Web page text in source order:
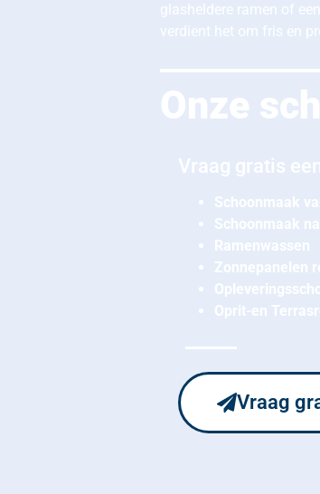
glasheldere ramen of
verdient het om fris en
Onze
Vraag gratis
Schoonmaak
Schoonmaak
Ramenwassen
Zonnepanelen
Oprit-en
Vraag